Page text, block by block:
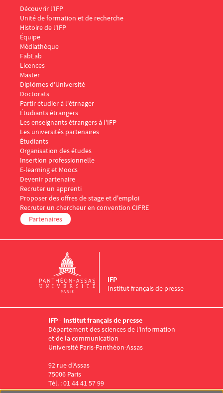
Menu Footer IFP 1
Découvrir l'IFP
Unité de formation et de recherche
Histoire de l'IFP
Équipe
Médiathèque
FabLab
Menu Footer IFP 2
Licences
Master
Diplômes d'Université
Doctorats
Menu Footer IFP 3
Partir étudier à l'étrnager
Étudiants étrangers
Les enseignants étrangers à l'IFP
Les universités partenaires
Menu Footer IFP 4
Étudiants
Organisation des études
Insertion professionnelle
E-learning et Moocs
Menu Footer IFP 5
Devenir partenaire
Recruter un apprenti
Proposer des offres de stage et d'emploi
Recruter un chercheur en convention CIFRE
Partenaires
Institut français de presse
IFP
IFP - Institut français de presse
Département des sciences de l'information
et de la communication
Université Paris-Panthéon-Assas
92 rue d'Assas
75006 Paris
Tél. : 01 44 41 57 99